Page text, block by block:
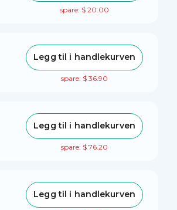
spare: $ 20.00
Legg til i handlekurven
spare: $ 36.90
Legg til i handlekurven
spare: $ 76.20
Legg til i handlekurven